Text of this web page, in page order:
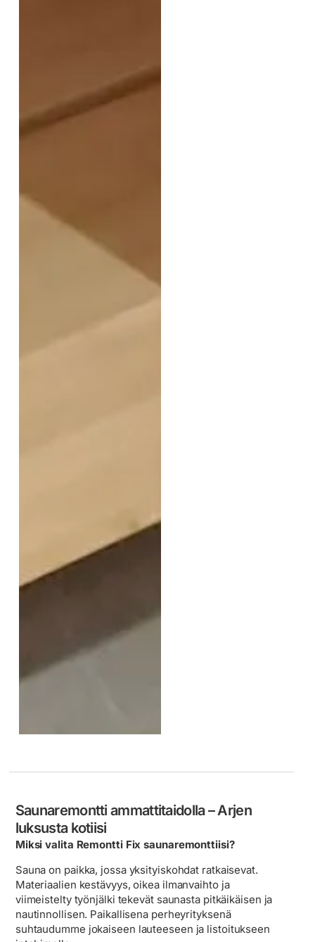
Saunaremontti ammattitaidolla – Arjen
luksusta kotiisi
Miksi valita Remontti Fix saunaremonttiisi?
Sauna on paikka, jossa yksityiskohdat ratkaisevat.
Materiaalien kestävyys, oikea ilmanvaihto ja
viimeistelty työnjälki tekevät saunasta pitkäikäisen ja
nautinnollisen. Paikallisena perheyrityksenä
suhtaudumme jokaiseen lauteeseen ja listoitukseen